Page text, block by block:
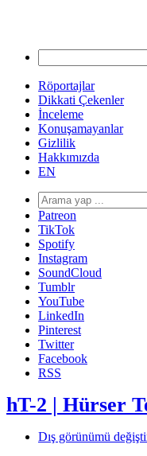
Röportajlar
Dikkati Çekenler
İnceleme
Konuşamayanlar
Gizlilik
Hakkımızda
EN
Patreon
TikTok
Spotify
Instagram
SoundCloud
Tumblr
YouTube
LinkedIn
Pinterest
Twitter
Facebook
RSS
hT-2 | Hürser
Dış görünümü